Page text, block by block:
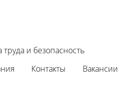
труда и безопасность
Контакты Вакансии